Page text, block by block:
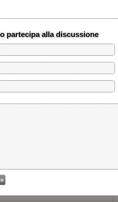
partecipa alla discussione